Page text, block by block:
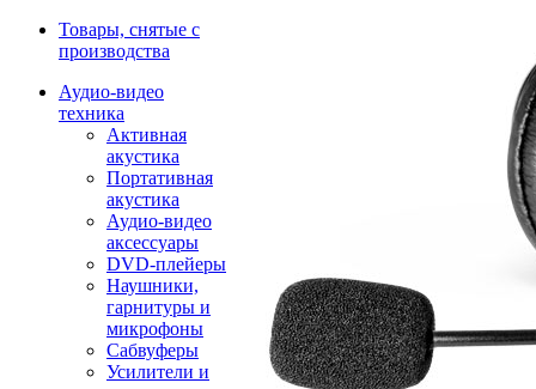
Товары, снятые с
производства
Аудио-видео
техника
Активная
акустика
Портативная
акустика
Аудио-видео
аксессуары
DVD-плейеры
Наушники,
гарнитуры и
микрофоны
Сабвуферы
Усилители и